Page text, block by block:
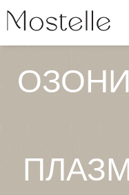
Перейти
содержимому